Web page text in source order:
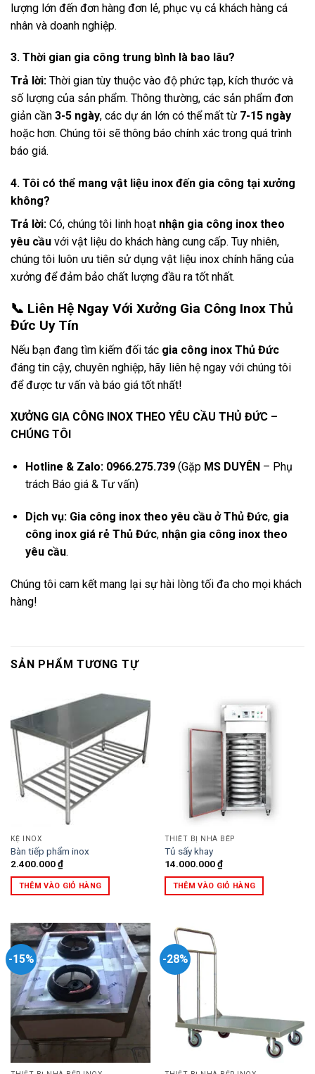
lượng lớn đến đơn hàng đơn lẻ, phục vụ cả khách hàng cá
nhân và doanh nghiệp.
3. Thời gian gia công trung bình là bao lâu?
Trả lời: Thời gian tùy thuộc vào độ phức tạp, kích thước và
số lượng của sản phẩm. Thông thường, các sản phẩm đơn
giản cần 3-5 ngày, các dự án lớn có thể mất từ 7-15 ngày
hoặc hơn. Chúng tôi sẽ thông báo chính xác trong quá trình
báo giá.
4. Tôi có thể mang vật liệu inox đến gia công tại xưởng
không?
Trả lời: Có, chúng tôi linh hoạt nhận gia công inox theo
yêu cầu với vật liệu do khách hàng cung cấp. Tuy nhiên,
chúng tôi luôn ưu tiên sử dụng vật liệu inox chính hãng của
xưởng để đảm bảo chất lượng đầu ra tốt nhất.
📞 Liên Hệ Ngay Với Xưởng Gia Công Inox Thủ
Đức Uy Tín
Nếu bạn đang tìm kiếm đối tác gia công inox Thủ Đức
đáng tin cậy, chuyên nghiệp, hãy liên hệ ngay với chúng tôi
để được tư vấn và báo giá tốt nhất!
XƯỞNG GIA CÔNG INOX THEO YÊU CẦU THỦ ĐỨC –
CHÚNG TÔI
Hotline & Zalo: 0966.275.739(Gặp MS DUYÊN – Phụ
trách Báo giá & Tư vấn)
Dịch vụ: Gia công inox theo yêu cầu ở Thủ Đức, gia
công inox giá rẻ Thủ Đức, nhận gia công inox theo
yêu cầu.
Chúng tôi cam kết mang lại sự hài lòng tối đa cho mọi khách
hàng!
SẢN PHẨM TƯƠNG TỰ
KỆ INOX
Bàn tiếp phẩm inox
2.400.000₫
THÊM VÀO GIỎ HÀNG
THIẾT BỊ NHÀ BẾP
Tủ sấy khay
14.000.000₫
THÊM VÀO GIỎ HÀNG
-15% -28%